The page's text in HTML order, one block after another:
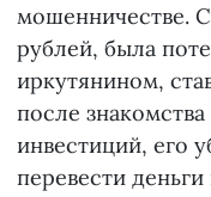
мошенничестве.
рублей, была
иркутянином,
после
инвестиций, его
перевести